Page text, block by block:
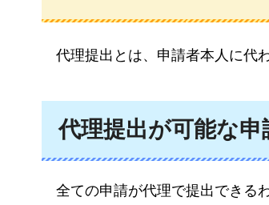
代理提出とは、申請者本人に代
代理提出が可能な申
全ての申請が代理で提出できる